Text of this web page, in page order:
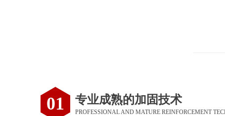
01 专业成熟的加固技术
PROFESSIONAL AND MATURE REINFORCEMENT